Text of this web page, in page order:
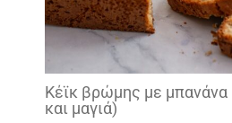
Κέϊκ βρώμης με
και μαγιά)